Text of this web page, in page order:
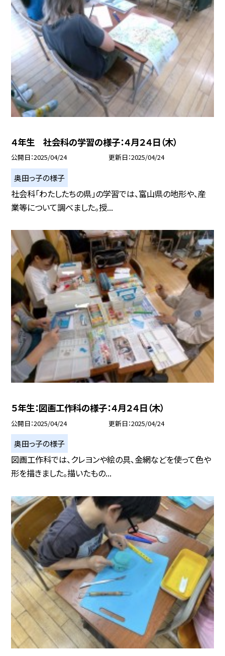
４年生 社会科の学習の様子：４月２４日（木）
公開日 2025/04/24 更新日 2025/04/24
奥田っ子の様子
社会科「わたしたちの県」の学習では、富山県の地形や、産
業等について調べました。授...
５年生：図画工作科の様子：４月２４日（木）
公開日 2025/04/24 更新日 2025/04/24
奥田っ子の様子
図画工作科では、クレヨンや絵の具、金網などを使って色や
形を描きました。描いたもの...